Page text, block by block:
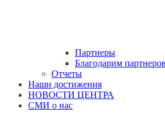
Партнеры
Благодарим партнеров
Отчеты
Наши достижения
НОВОСТИ ЦЕНТРА
СМИ о нас